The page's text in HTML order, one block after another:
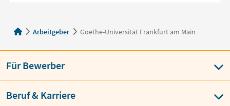
Arbeitgeber Goethe-Universität Frankfurt am Main
Für Bewerber
Beruf & Karriere